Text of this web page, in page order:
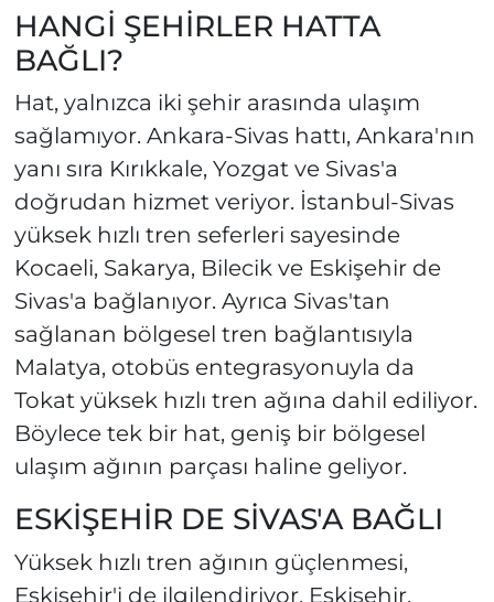
HANGİ ŞEHİRLER HATTA
BAĞLI?
Hat, yalnızca iki şehir arasında ulaşım
sağlamıyor. Ankara-Sivas hattı, Ankara'nın
yanı sıra Kırıkkale, Yozgat ve Sivas'a
doğrudan hizmet veriyor. İstanbul-Sivas
yüksek hızlı tren seferleri sayesinde
Kocaeli, Sakarya, Bilecik ve Eskişehir de
Sivas'a bağlanıyor. Ayrıca Sivas'tan
sağlanan bölgesel tren bağlantısıyla
Malatya, otobüs entegrasyonuyla da
Tokat yüksek hızlı tren ağına dahil ediliyor.
Böylece tek bir hat, geniş bir bölgesel
ulaşım ağının parçası haline geliyor.
ESKİŞEHİR DE SİVAS'A BAĞLI
Yüksek hızlı tren ağının güçlenmesi,
Eskişehir'i de ilgilendiriyor. Eskişehir,